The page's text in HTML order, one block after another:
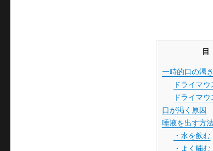
一時的口の渇
ドライマ
ドライマ
口が渇く原因
唾液を出す方
・水を飲む
・よく噛む